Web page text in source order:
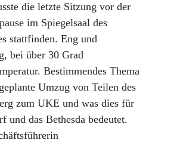
die letzte Sitzung vor der
im Spiegelsaal des
stattfinden. Eng und
bei über 30 Grad
Bestimmendes Thema
Umzug von Teilen des
zum UKE und was dies für
und das Bethesda bedeutet.